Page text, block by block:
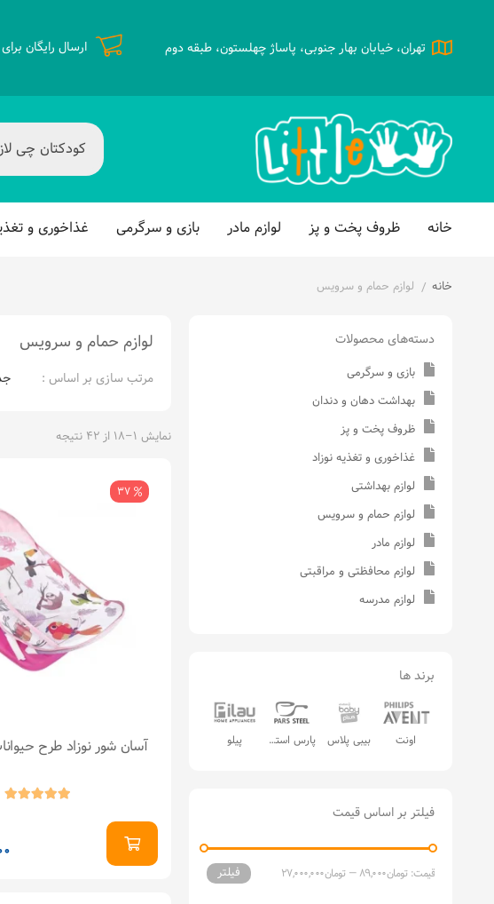
تهران، خیابان بهار جنوبی، پاساژ چهلستون، طبقه دوم ارسال رایگان برای خرید بالای 5
خانه ظروف پخت و پز لوازم مادر بازی و سرگرمی غذاخوری و
خانه / لوازم حمام و سرویس
لوازم حمام و سرویس
مرتب سازی بر اساس :
نمایش 1–18 از 42 نتیجه
37
آسان شور نوزاد طرح
دسته‌های محصولات
بازی و سرگرمی
بهداشت دهان و دندان
ظروف پخت و پز
غذاخوری و تغذیه نوزاد
لوازم بهداشتی
لوازم حمام و سرویس
لوازم مادر
لوازم محافظتی و مراقبتی
لوازم مدرسه
برند ها
اونت بیبی پلاس پارس استیل پیلو
فیلتر بر اساس قیمت
فیلتر قیمت:تومان89,000 —تومان27,000,000